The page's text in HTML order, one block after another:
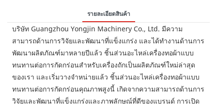
รายละเอียดสินค้า
บริษัท Guangzhou Yongjin Machinery Co., Ltd. มีความ
สามารถด้านการวิจัยและพัฒนาที่แข็งแกร่ง และได้ทำงานด้านการ
พัฒนาผลิตภัณฑ์มาหลายปีแล้ว ชิ้นส่วนอะไหล่เครื่องทอผ้าแบบ
ทนทานต่อการกัดกร่อนสำหรับเครื่องถักเป็นผลิตภัณฑ์ใหม่ล่าสุด
ของเรา และเริ่มวางจำหน่ายแล้ว ชิ้นส่วนอะไหล่เครื่องทอผ้าแบบ
ทนทานต่อการกัดกร่อนคุณภาพสูงนี้ เกิดจากความสามารถด้านการ
วิจัยและพัฒนาที่แข็งแกร่งและภาพลักษณ์ที่ดีของแบรนด์ การเปิด